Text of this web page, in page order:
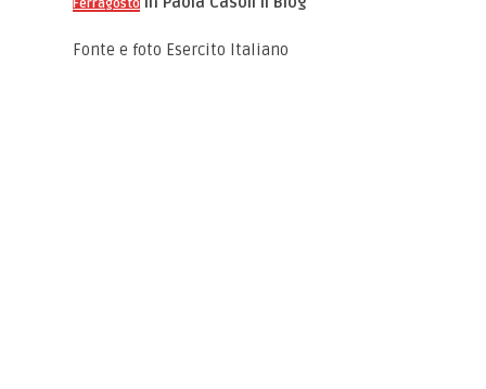
Ferragosto
Fonte e foto Esercito Italiano